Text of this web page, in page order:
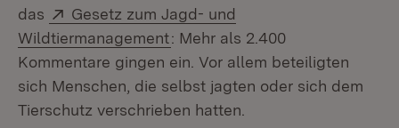
das
Extern:
Gesetz zum Jagd- und
Wildtiermanagement(Öffnet in neuem Fenster)
: Mehr als 2.400
Kommentare gingen ein. Vor allem beteiligten
sich Menschen, die selbst jagten oder sich dem
Tierschutz verschrieben hatten.